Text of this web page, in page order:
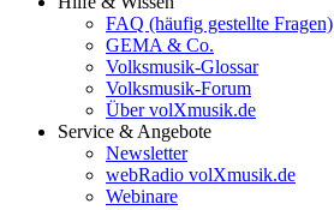
FAQ (häufig gestellte Fragen)
GEMA & Co.
Volksmusik-Glossar
Volksmusik-Forum
Über volXmusik.de
Service & Angebote
Newsletter
webRadio volXmusik.de
Webinare